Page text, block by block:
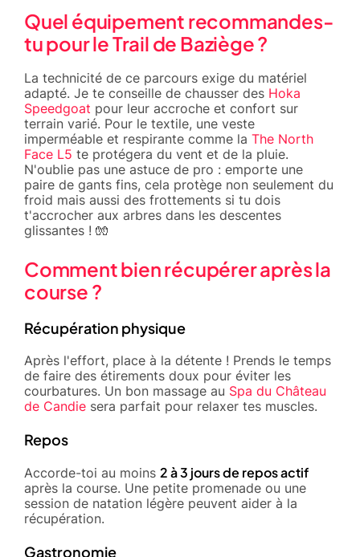
Quel équipement recommandes-
tu pour le Trail de Baziège ?
La technicité de ce parcours exige du matériel
adapté. Je te conseille de chausser des Hoka
Speedgoat pour leur accroche et confort sur
terrain varié. Pour le textile, une veste
imperméable et respirante comme la The North
Face L5 te protégera du vent et de la pluie.
N'oublie pas une astuce de pro : emporte une
paire de gants fins, cela protège non seulement du
froid mais aussi des frottements si tu dois
t'accrocher aux arbres dans les descentes
glissantes ! 🧤
Comment bien récupérer après la
course ?
Récupération physique
Après l'effort, place à la détente ! Prends le temps
de faire des étirements doux pour éviter les
courbatures. Un bon massage au Spa du Château
de Candie sera parfait pour relaxer tes muscles.
Repos
Accorde-toi au moins 2 à 3 jours de repos actif
après la course. Une petite promenade ou une
session de natation légère peuvent aider à la
récupération.
Gastronomie